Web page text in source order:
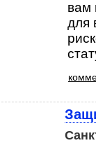
вам
для